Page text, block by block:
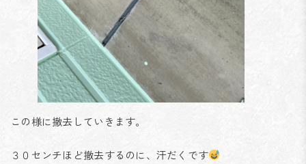
この様に撤去していきます。
３０センチほど撤去するのに、汗だくです